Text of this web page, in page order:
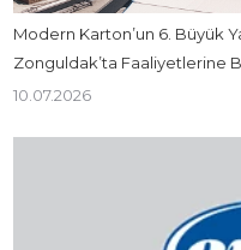
Modern Karton’un 6. Büyük
Zonguldak’ta Faaliyetlerine
10.07.2026